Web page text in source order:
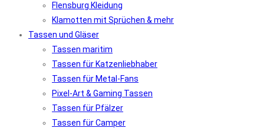
Flensburg Kleidung
Klamotten mit Sprüchen & mehr
Tassen und Gläser
Tassen maritim
Tassen für Katzenliebhaber
Tassen für Metal-Fans
Pixel-Art & Gaming Tassen
Tassen für Pfälzer
Tassen für Camper